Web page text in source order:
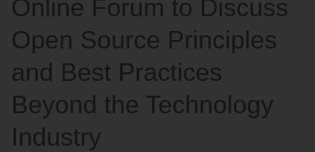
Online Forum to Discuss
Open Source Principles
and Best Practices
Beyond the Technology
Industry